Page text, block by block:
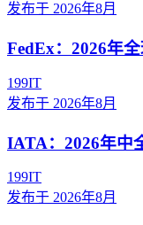
发布于 2026年8月
FedEx：2026年
199IT
发布于 2026年8月
IATA：2026年中
199IT
发布于 2026年8月